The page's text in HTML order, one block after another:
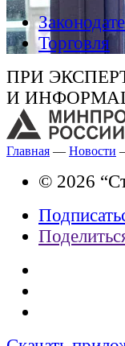
Торговля
ПРИ
И
Главная — Новости
© 2026